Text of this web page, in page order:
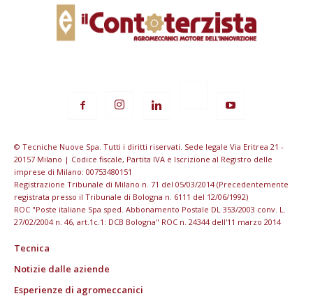
© Tecniche Nuove Spa. Tutti i diritti riservati. Sede legale Via Eritrea 21 -
20157 Milano | Codice fiscale, Partita IVA e Iscrizione al Registro delle
imprese di Milano: 00753480151
Registrazione Tribunale di Milano n. 71 del 05/03/2014 (Precedentemente
registrata presso il Tribunale di Bologna n. 6111 del 12/06/1992)
ROC "Poste italiane Spa sped. Abbonamento Postale DL 353/2003 conv. L.
27/02/2004 n. 46, art.1c.1: DCB Bologna" ROC n. 24344 dell'11 marzo 2014
Tecnica
Notizie dalle aziende
Esperienze di agromeccanici